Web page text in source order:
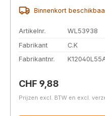
Binnenkort
Artikelnr.
WL53938
Fabrikant
C.K
Fabrikantnr.
Normale prijs:
CHF 9,88
Prijzen excl. BTW en excl.